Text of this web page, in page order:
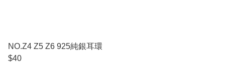
NO.Z4 Z5 Z6 925純銀耳環
$40